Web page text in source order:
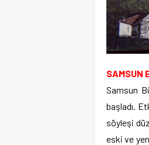
SAMSUN
Samsun
başladı.
söyleşi
eski ve